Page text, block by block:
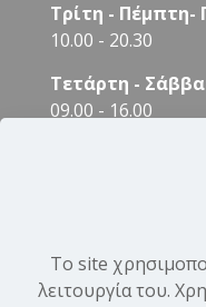
Τρίτη - Πέμπτη-
10.00 - 20.30
Τετάρτη -
09.00 - 16.00
Το site
λειτουργία του.